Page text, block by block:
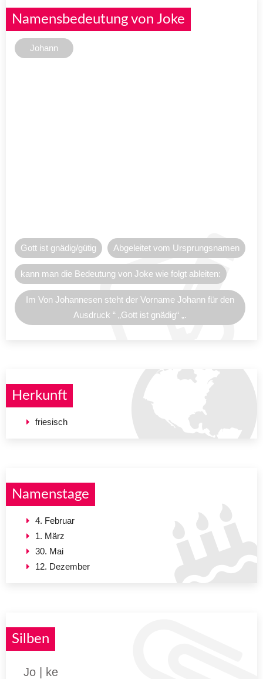
Namensbedeutung von Joke
Johann
Gott ist gnädig/gütig Abgeleitet vom Ursprungsnamen
kann man die Bedeutung von Joke wie folgt ableiten:
Im Von Johannesen steht der Vorname Johann für den
Ausdruck “ „Gott ist gnädig“ „.
Herkunft
friesisch
Namenstage
4. Februar
1. März
30. Mai
12. Dezember
Silben
Jo | ke